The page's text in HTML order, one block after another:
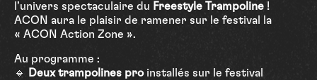
l’univers spectaculaire du Freestyle Trampoline !
ACON aura le plaisir de ramener sur le festival la
« ACON Action Zone ».
Au programme :
🔹
Deux trampolines proinstallés sur le festival